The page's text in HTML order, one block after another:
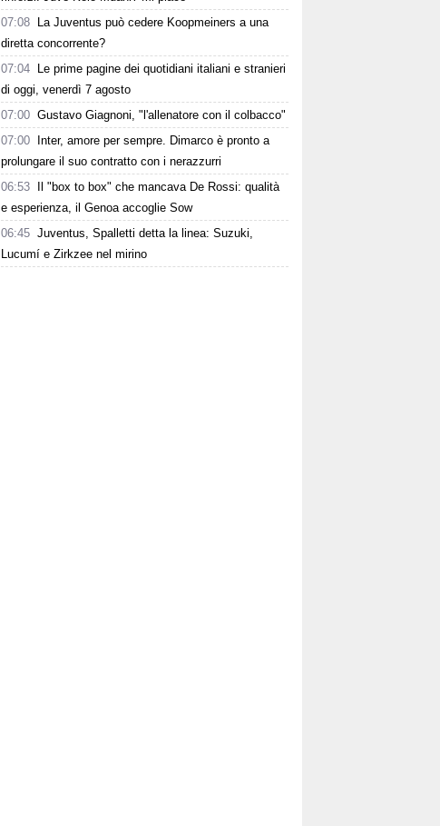
07:08
La Juventus può cedere Koopmeiners a una
diretta concorrente?
07:04
Le prime pagine dei quotidiani italiani e stranieri
di oggi, venerdì 7 agosto
07:00 Gustavo Giagnoni, "l'allenatore con il colbacco"
07:00
Inter, amore per sempre. Dimarco è pronto a
prolungare il suo contratto con i nerazzurri
06:53
Il "box to box" che mancava De Rossi: qualità
e esperienza, il Genoa accoglie Sow
06:45 Juventus, Spalletti detta la linea: Suzuki,
Lucumí e Zirkzee nel mirino